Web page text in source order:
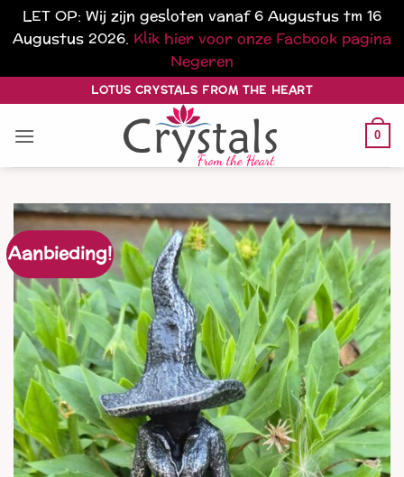
LET OP: Wij zijn gesloten vanaf 6 Augustus tm 16
Augustus 2026. Klik hier voor onze Facbook pagina
Negeren
naar
inhoud
LOTUS CRYSTALS FROM THE HEART
0
Aanbieding!